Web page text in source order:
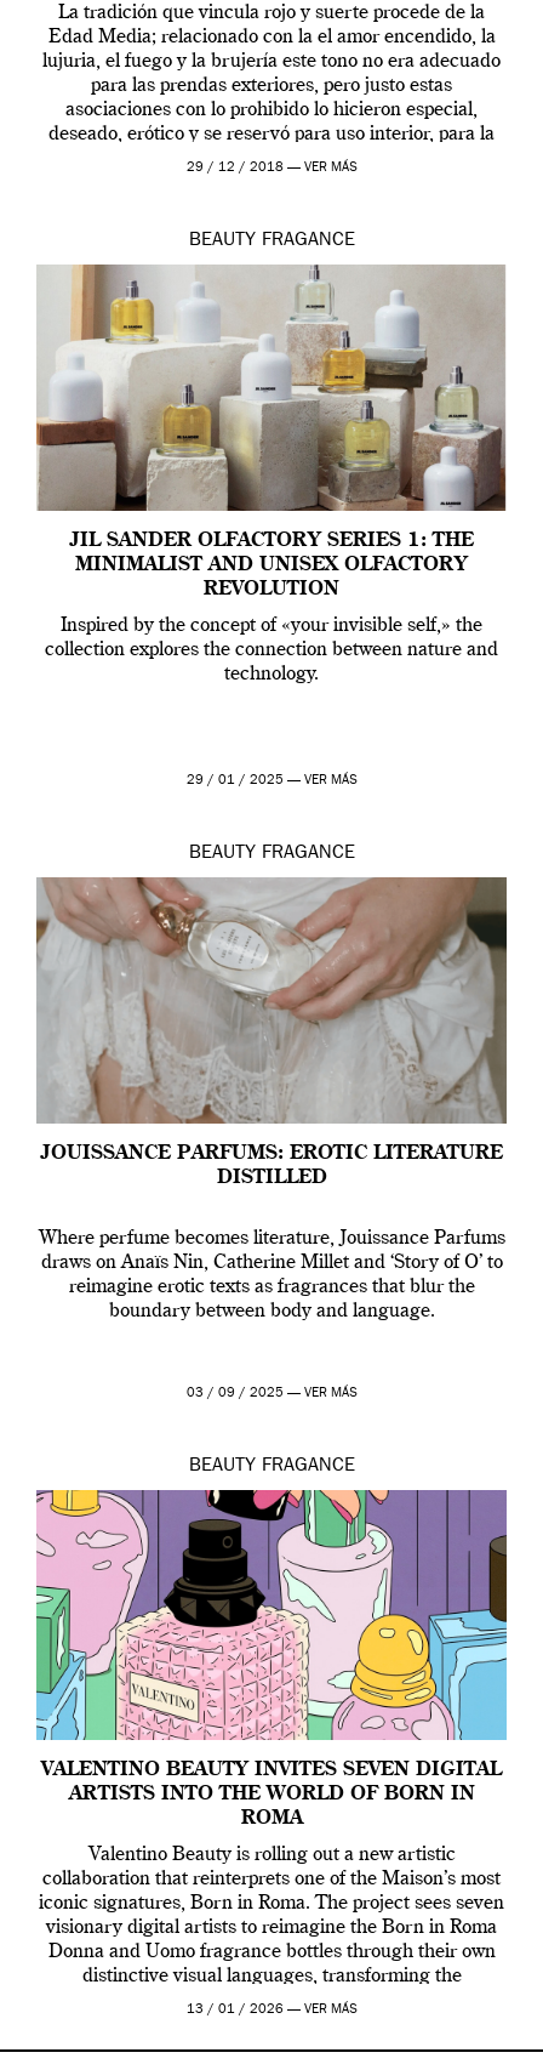
La tradición que vincula rojo y suerte procede de la
Edad Media; relacionado con la el amor encendido, la
lujuria, el fuego y la brujería este tono no era adecuado
para las prendas exteriores, pero justo estas
asociaciones con lo prohibido lo hicieron especial,
deseado, erótico y se reservó para uso interior, para la
ropa […]
29 / 12 / 2018 — VER MÁS
BEAUTY FRAGANCE
JIL SANDER OLFACTORY SERIES 1: THE
MINIMALIST AND UNISEX OLFACTORY
REVOLUTION
Inspired by the concept of «your invisible self,» the
collection explores the connection between nature and
technology.
29 / 01 / 2025 — VER MÁS
BEAUTY FRAGANCE
JOUISSANCE PARFUMS: EROTIC LITERATURE
DISTILLED
Where perfume becomes literature, Jouissance Parfums
draws on Anaïs Nin, Catherine Millet and ‘Story of O’ to
reimagine erotic texts as fragrances that blur the
boundary between body and language.
03 / 09 / 2025 — VER MÁS
BEAUTY FRAGANCE
VALENTINO BEAUTY INVITES SEVEN DIGITAL
ARTISTS INTO THE WORLD OF BORN IN
ROMA
Valentino Beauty is rolling out a new artistic
collaboration that reinterprets one of the Maison’s most
iconic signatures, Born in Roma. The project sees seven
visionary digital artists to reimagine the Born in Roma
Donna and Uomo fragrance bottles through their own
distinctive visual languages, transforming the
emblematic design into a contemporary canvas.
13 / 01 / 2026 — VER MÁS